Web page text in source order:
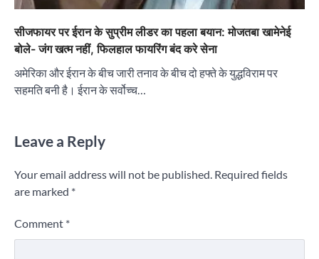
सीजफायर पर ईरान के सुप्रीम लीडर का पहला बयान: मोजतबा खामेनेई
बोले- जंग खत्म नहीं, फिलहाल फायरिंग बंद करे सेना
अमेरिका और ईरान के बीच जारी तनाव के बीच दो हफ्ते के युद्धविराम पर
सहमति बनी है। ईरान के सर्वोच्च…
Leave a Reply
Your email address will not be published. Required fields
are marked *
Comment *